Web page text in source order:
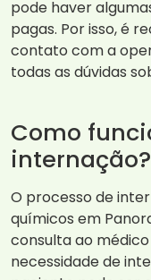
pode haver
pagas. Por isso, é
contato com a
todas as dúvidas
Como
internação?
O processo de
químicos em
consulta ao
necessidade de